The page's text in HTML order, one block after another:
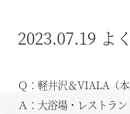
TOP
宿泊プラン
2023.07.19 よ
Ｑ：軽井沢＆VIALA（
Ａ：大浴場・レストラ